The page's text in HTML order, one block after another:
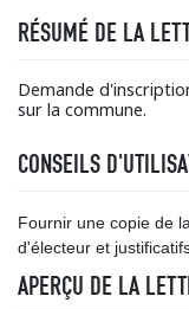
RÉSUMÉ DE LA
Demande
sur la commune.
CONSEILS
Fournir une copie de
d'électeur et
APERÇU DE LA